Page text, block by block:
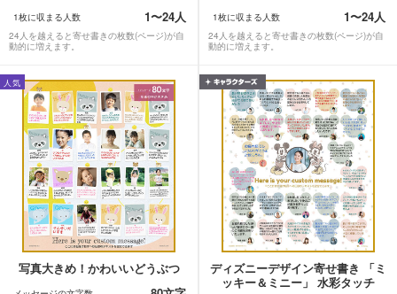
1枚に収まる人数 1〜24人
24人を越えると寄せ書きの枚数(ページ)が自
動的に増えます。
1枚に収まる人数 1〜24人
24人を越えると寄せ書きの枚数(ページ)が自
動的に増えます。
人気
写真大きめ！かわいいどうぶつ
ディズニーデザイン寄せ書き 「ミ
ッキー＆ミニー」 水彩タッチ